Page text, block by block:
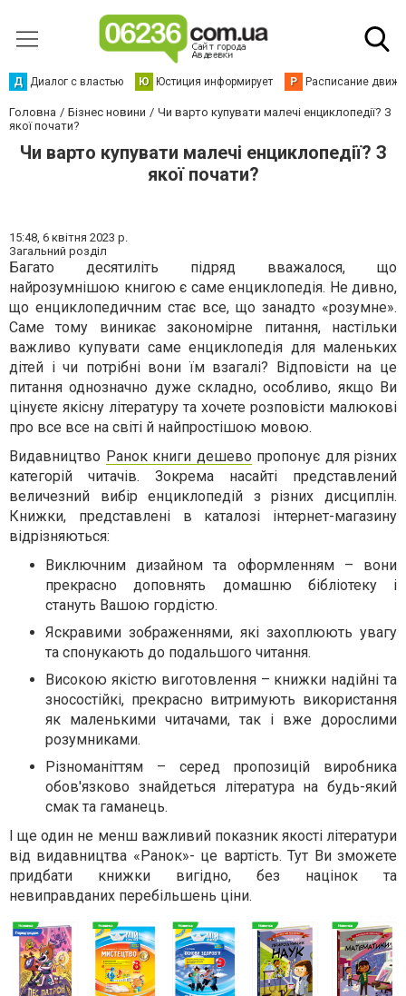
Д Диалог с властью Ю Юстиция информирует Р Расписание
Головна Бізнес новини
Чи варто купувати малечі енциклопедії? З
якої почати?
Чи варто купувати малечі енциклопедії? З
якої почати?
15:48, 6 квітня 2023 р.
Загальний розділ
Багато десятиліть підряд вважалося, що
найрозумнішою книгою є саме енциклопедія. Не дивно,
що енциклопедичним стає все, що занадто «розумне».
Саме тому виникає закономірне питання, настільки
важливо купувати саме енциклопедія для маленьких
дітей і чи потрібні вони їм взагалі? Відповісти на це
питання однозначно дуже складно, особливо, якщо Ви
цінуєте якісну літературу та хочете розповісти малюкові
про все все на світі й найпростішою мовою.
Видавництво Ранок книги дешево пропонує для різних
категорій читачів. Зокрема насайті представлений
величезний вибір енциклопедій з різних дисциплін.
Книжки, представлені в каталозі інтернет-магазину
відрізняються:
Виключним дизайном та оформленням – вони
прекрасно доповнять домашню бібліотеку і
стануть Вашою гордістю.
Яскравими зображеннями, які захоплюють увагу
та спонукають до подальшого читання.
Високою якістю виготовлення – книжки надійні та
зносостійкі, прекрасно витримують використання
як маленькими читачами, так і вже дорослими
розумниками.
Різноманіттям – серед пропозицій виробника
обов'язково знайдеться література на будь-який
смак та гаманець.
І ще один не менш важливий показник якості літератури
від видавництва «Ранок»- це вартість. Тут Ви зможете
придбати книжки вигідно, без націнок та
невиправданих перебільшень ціни.